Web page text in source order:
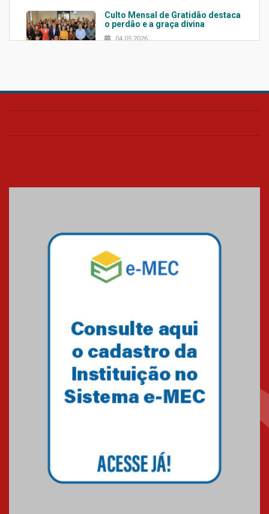
Culto Mensal de Gratidão destaca
o perdão e a graça divina
04.05.2026
Confira como foi o culto mensal
Mackenzie mobiliza campanha
solidária para apoiar famílias em
Minas Gerais
Primeiro culto do ano ressalta o
27.02.2026